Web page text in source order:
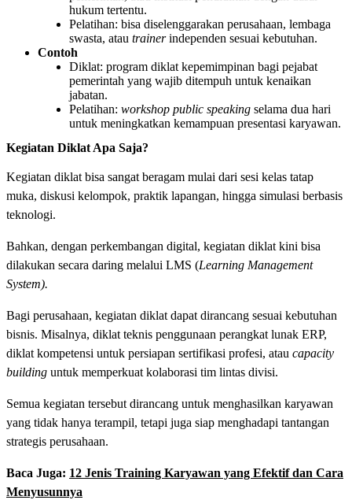
hukum tertentu.
Pelatihan: bisa diselenggarakan perusahaan, lembaga
swasta, atau trainerindependen sesuai kebutuhan.
Contoh
Diklat: program diklat kepemimpinan bagi pejabat
pemerintah yang wajib ditempuh untuk kenaikan
jabatan.
Pelatihan: workshop public speaking selama dua hari
untuk meningkatkan kemampuan presentasi karyawan.
Kegiatan Diklat Apa Saja?
Kegiatan diklat bisa sangat beragam mulai dari sesi kelas tatap
muka, diskusi kelompok, praktik lapangan, hingga simulasi berbasis
teknologi.
Bahkan, dengan perkembangan digital, kegiatan diklat kini bisa
dilakukan secara daring melalui LMS (Learning Management
System).
Bagi perusahaan, kegiatan diklat dapat dirancang sesuai kebutuhan
bisnis. Misalnya, diklat teknis penggunaan perangkat lunak ERP,
diklat kompetensi untuk persiapan sertifikasi profesi, atau capacity
building untuk memperkuat kolaborasi tim lintas divisi.
Semua kegiatan tersebut dirancang untuk menghasilkan karyawan
yang tidak hanya terampil, tetapi juga siap menghadapi tantangan
strategis perusahaan.
Baca Juga: 12 Jenis Training Karyawan yang Efektif dan Cara
Menyusunnya